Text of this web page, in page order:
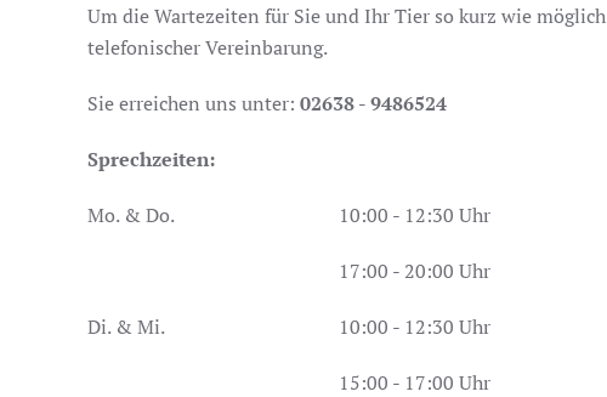
Um die Wartezeiten für Sie und Ihr Tier so kurz wie
telefonischer Vereinbarung.
Sie erreichen uns unter: 02638 - 9486524
Sprechzeiten:
Mo. & Do. 10:00 - 12:30 Uhr
17:00 - 20:00 Uhr
Di. & Mi. 10:00 - 12:30 Uhr
15:00 - 17:00 Uhr